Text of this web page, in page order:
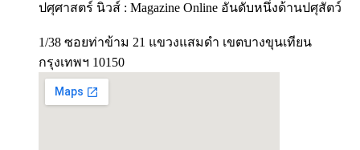
ปศุศาสตร์ นิวส์ : Magazine Online อันดับหนึ่งด้านปศุสัตว์
1/38 ซอยท่าข้าม 21 แขวงแสมดำ เขตบางขุนเทียน
กรุงเทพฯ 10150